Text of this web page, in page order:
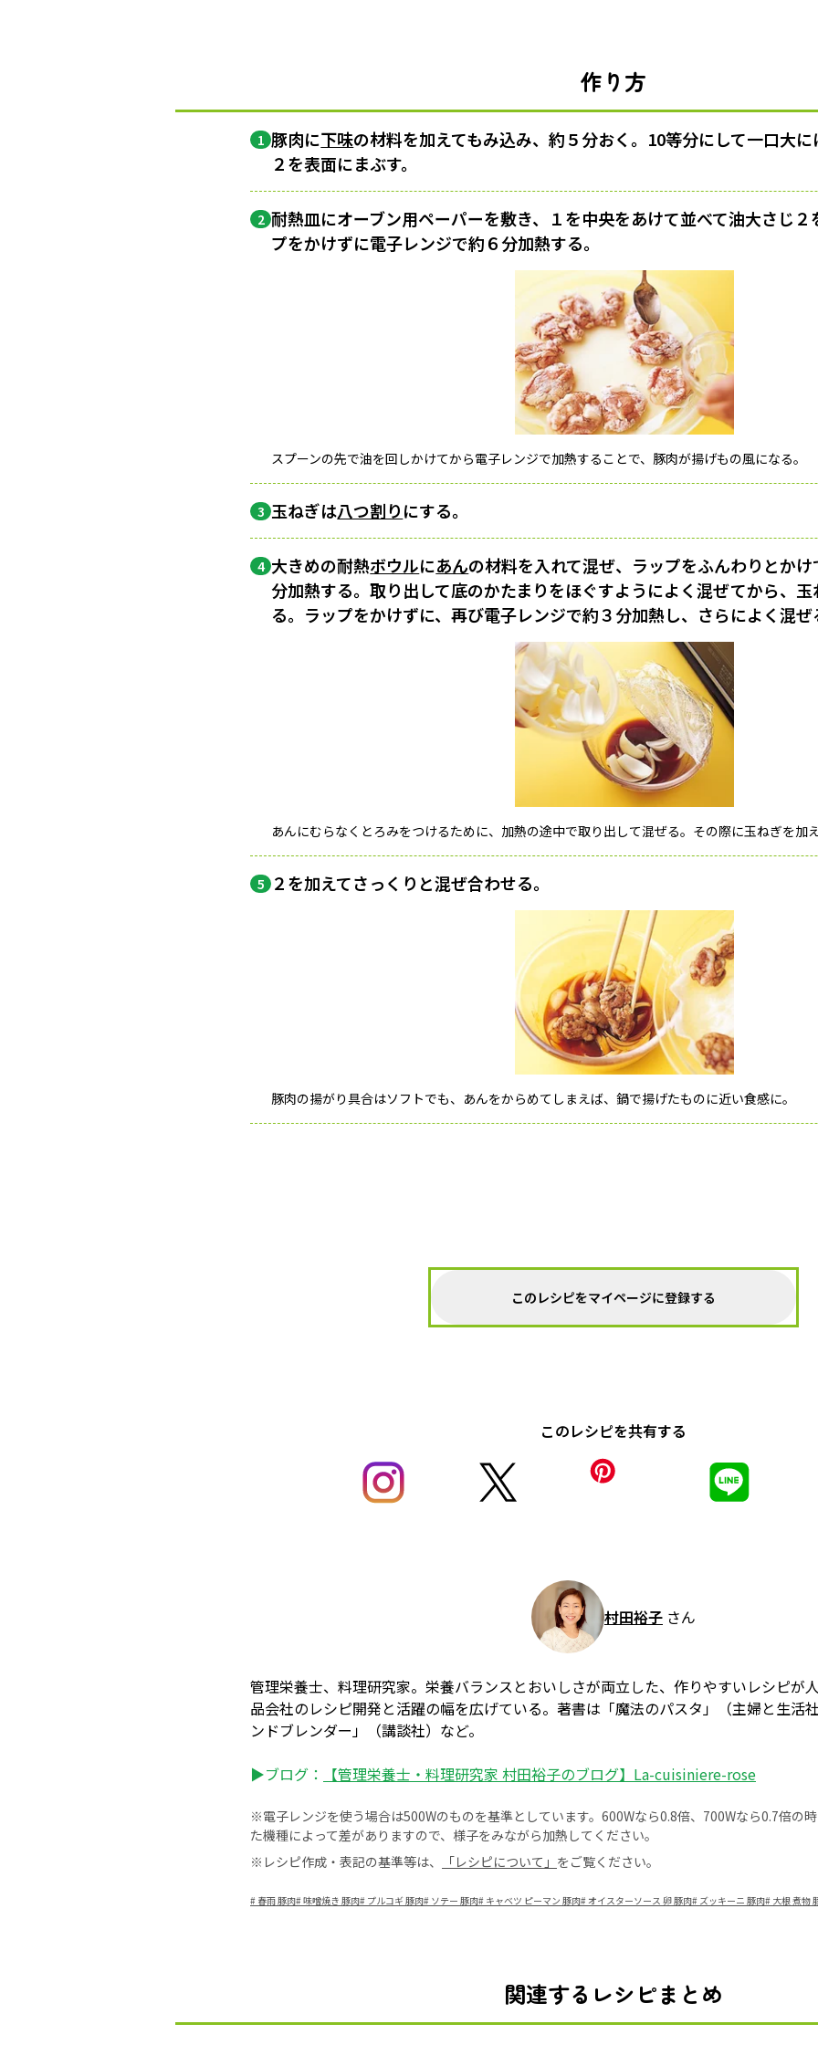
作り方
1 豚肉に下味の材料を加えてもみ込み、約５分おく。10等分にして一口大
２を表面にまぶす。
2 耐熱皿にオーブン用ペーパーを敷き、１を中央をあけて並べて油大さじ
プをかけずに電子レンジで約６分加熱する。
スプーンの先で油を回しかけてから電子レンジで加熱することで、豚肉が揚げもの風になる。
3 玉ねぎは八つ割りにする。
4 大きめの耐熱ボウルにあんの材料を入れて混ぜ、ラップをふんわりとか
分加熱する。取り出して底のかたまりをほぐすようによく混ぜてから、
る。ラップをかけずに、再び電子レンジで約３分加熱し、さらによく混ぜ
あんにむらなくとろみをつけるために、加熱の途中で取り出して混ぜる。その際に玉ねぎを加
5 ２を加えてさっくりと混ぜ合わせる。
豚肉の揚がり具合はソフトでも、あんをからめてしまえば、鍋で揚げたものに近い食感に。
このレシピをマイページに登録する
このレシピを共有する
村田裕子 さん
管理栄養士、料理研究家。栄養バランスとおいしさが両立した、作りやすいレシピが
品会社のレシピ開発と活躍の幅を広げている。著書は「魔法のパスタ」（主婦と生活
ンドブレンダー」（講談社）など。
▶ブログ：
【管理栄養士・料理研究家 村田裕子のブログ】La-cuisiniere-rose
※電子レンジを使う場合は500Wのものを基準としています。600Wなら0.8倍、700Wなら0.7倍の
た機種によって差がありますので、様子をみながら加熱してください。
※レシピ作成・表記の基準等は、
「レシピについて」 をご覧ください。
# 春雨 豚肉#味噌焼き 豚肉# プルコギ 豚肉# ソテー 豚肉# キャベツ ピーマン 豚肉#オイスターソース 卵 豚肉# ズッキーニ 豚肉# 大根 煮物
関連するレシピまとめ